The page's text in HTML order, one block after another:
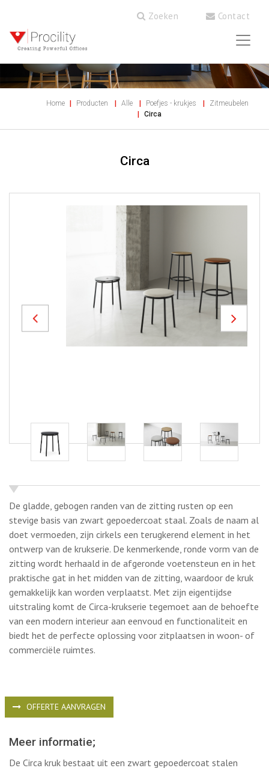
Zoeken Contact
Home Producten Alle Poefjes - krukjes
Zitmeubelen
Circa
Circa
Next
De gladde, gebogen randen van de zitting rusten op een
stevige basis van zwart gepoedercoat staal. Zoals de naam al
doet vermoeden, zijn cirkels een terugkerend element in het
ontwerp van de krukserie.De kenmerkende, ronde vorm van de
praktische gat in het midden van de zitting, waardoor de kruk
gemakkelijk kan worden verplaatst.Met zijn eigentijdse
uitstraling komt de Circa-krukserie tegemoet aan de behoefte
van een modern interieur aan eenvoud en functionaliteit en
biedt het de perfecte oplossing voor zitplaatsen in woon- of
commerciële ruimtes.
OFFERTE AANVRAGEN
Meer informatie;
zitting. Circa wordt gemonteerd geleverd.
3,55 kg